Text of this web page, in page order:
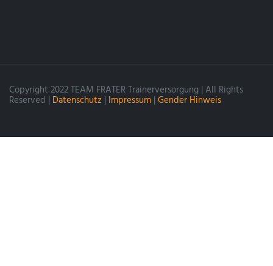
Copyright 2022 TEAM FRATER Trainerversorgung | All Rights
Reserved | Datenschutz | Impressum | Gender Hinweis